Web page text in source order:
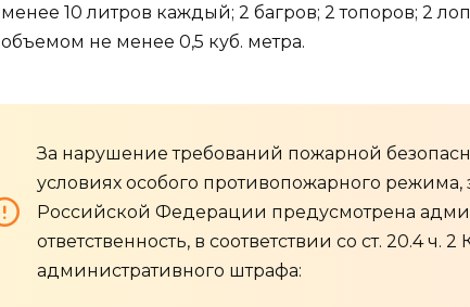
менее 10 литров каждый; 2 багров; 2 топоров; 2
объемом не менее 0,5 куб. метра.
За нарушение требований пожарной
условиях особого противопожарного режима,
Российской Федерации предусмотрена
ответственность, в соответствии со ст. 20.4
административного штрафа: